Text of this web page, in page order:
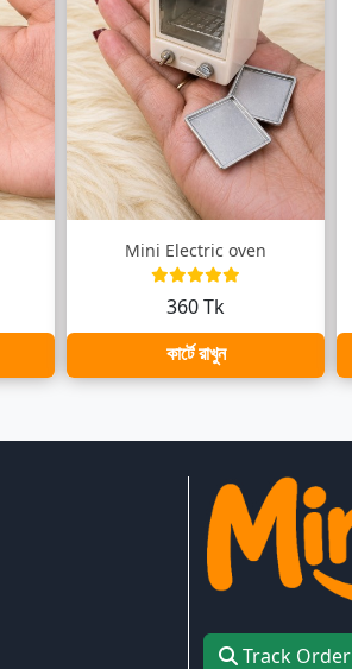
Mini Electric oven
360 Tk
কার্টে রাখুন
Track Order